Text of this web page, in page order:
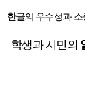
한글의 우수성과
학생과 시민의